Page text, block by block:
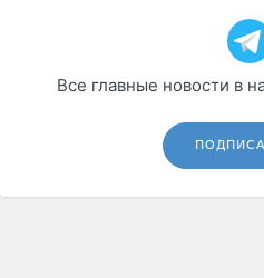
Все главные новости в